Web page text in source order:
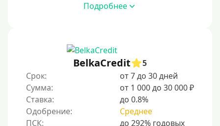
За 15 минут
За час
Срочные
Подробнее
BelkaCredit
5
Срок:
от 7 до 30 дней
Сумма:
от 1 000 до 30 000 ₽
Ставка:
до 0.8%
Одобрение:
Среднее